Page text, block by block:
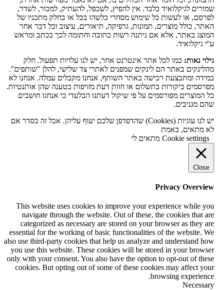
שמורים לגיקלואיד בלבד. אין להפיץ, לשכפל, להעתיק, למכור, לשדר,
לפרסם, או לעשות כל שימוש מסחרי כלשהו בכל או בחלק מתכניו של
האתר, כולל מוצרים, תמונות, גרפיקה, תיאורים, עיצוב וכל דבר אחר
המוצג באתר, אלא אם ניתנה רשות כתובה וחתומה לכך בכתב ומראש
ע''י גיקלואיד.
גילוי נאות: כמו לכל אתר אינטרנט אחר, יש לנו עלויות תפעול. חלק
מהלינקים באתר הם לינקים שמפנים לאתרי צד שלישי, להלן "שותפים".
במידה ומתבצעת רכישה באתר השותף, אנחנו מקבלים עמלה. אנחנו לא
מפרסמים ביקורות בתשלום או חוות דעת מזויפות בטענה שהן אותנטיות.
כל המוצרים מפורסמים על פי שיקול דעתנו הבלעדי כי אנחנו חושבים
שהם מגניבים.
יש לנו עוגיות (Cookies) שהדפדפן שלכם יעוף עליהן. אבל זה בסדר אם
לא מתאים, באמת
Cookie settings מתאים לי
Close
Privacy Overview
This website uses cookies to improve your experience while you
navigate through the website. Out of these, the cookies that are
categorized as necessary are stored on your browser as they are
essential for the working of basic functionalities of the website. We
also use third-party cookies that help us analyze and understand how
you use this website. These cookies will be stored in your browser
only with your consent. You also have the option to opt-out of these
cookies. But opting out of some of these cookies may affect your
browsing experience.
Necessary